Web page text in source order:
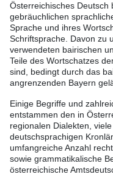
Österreichisches Deutsch
gebräuchlichen
Sprache und ihres
Schriftsprache. Davon zu
verwendeten bairischen
Teile des Wortschatzes
sind, bedingt durch das
angrenzenden Bayern
Einige Begriffe und
entstammen den in
regionalen Dialekten,
deutschsprachigen
umfangreiche Anzahl
sowie grammatikalische
österreichische